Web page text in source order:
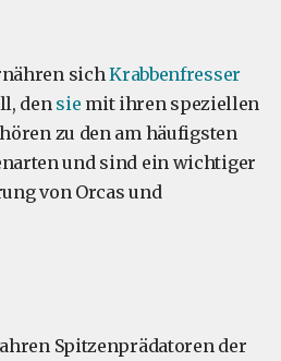
sichKrabbenfresser
den sie mit ihren speziellen
zu den am häufigsten
und sind ein wichtiger
von Orcas und
Spitzenprädatoren der